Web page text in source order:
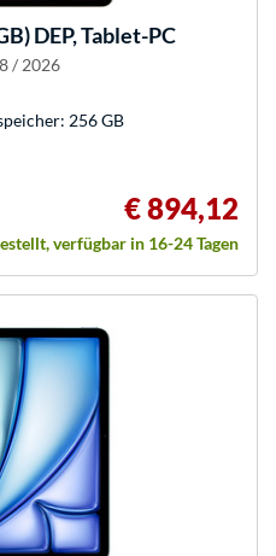
DEP, Tablet-PC
/ 2026
256 GB
€ 894,12
verfügbar in 16-24 Tagen